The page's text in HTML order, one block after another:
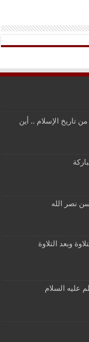
من تاريخ الإسلام .. أين
نصر الله
وبعد التلاوة
عليه السلام